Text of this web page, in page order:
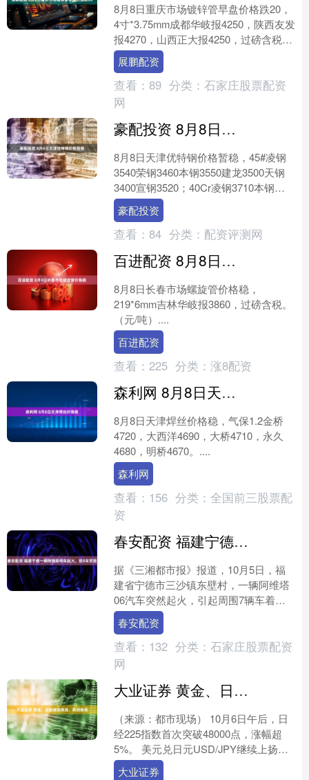
8月8日重庆市场镀锌管早盘价格跌20，
4寸*3.75mm成都华岐报4250，陕西友发
报4270，山西正大报4250，过磅含税。
（元/吨）....
展鹏配资
查看： 89 分类： 石家庄股票配资
网
豪配投资 8月8日天津优特钢价格暂稳
8月8日天津优特钢价格暂稳，45#凌钢
3540荣钢3460本钢3550建龙3500天钢
3400宣钢3520；40Cr凌钢3710本钢
3780；20CrMnTi凌....
豪配投资
查看： 84 分类： 配资评测网
百进配资 8月8日长春市场螺旋管价格稳
8月8日长春市场螺旋管价格稳，
219*6mm吉林华岐报3860，过磅含税。
（元/吨）....
百进配资
查看： 225 分类： 涨8配资
森利网 8月8日天津焊丝价格稳
8月8日天津焊丝价格稳，气保1.2金桥
4720，大西洋4690，大桥4710，永久
4680，明桥4670。....
森利网
查看： 156 分类： 全国前三股票配
资
春安配资 福建宁德一辆阿维塔停车起火，致8车焚毁
据《三湘都市报》报道，10月5日，福
建省宁德市三沙镇东壁村，一辆阿维塔
06汽车突然起火，引起周围7辆车着火
爆炸，包括奥迪、宝马、马自达、埃安
等品牌，最后这些车都....
春安配资
查看： 132 分类： 石家庄股票配资
网
大业证券 黄金、日股继续飙涨，再创新高
（来源：都市现场） 10月6日午后，日
经225指数首次突破48000点，涨幅超
5%。 美元兑日元USD/JPY继续上扬，
日内涨幅达2%，现报150.43，续创8....
大业证券